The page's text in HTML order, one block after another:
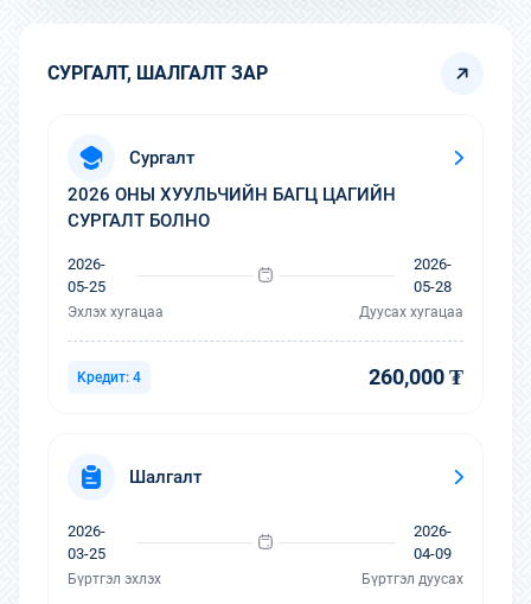
дээр хөрвөж ажиллах чадвартай, хууль
сайн судалдаг, одоогийн залуу өмгөөлөгч нартаа
сэтгэл нийлэн хамтарч ажиллаж байсан
дуусашгүй ажээ.
СУРГАЛТ, ШАЛГАЛТ ЗАР
Сургалт
2026 ОНЫ ХУУЛЬЧИЙН БАГЦ ЦАГИЙН
СУРГАЛТ БОЛНО
2026-
05-25
2026-
05-28
Эхлэх хугацаа Дуусах хугацаа
Kредит: 4 260,000 ₮
Шалгалт
2026-
03-25
2026-
04-09
Бүртгэл эхлэх Бүртгэл дуусах